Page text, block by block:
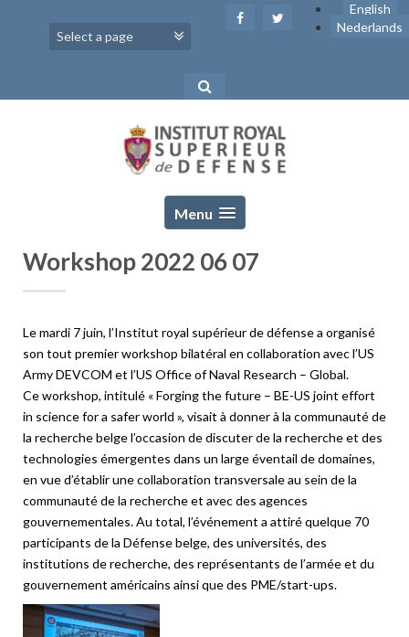
English
Nederlands
Menu
Workshop 2022 06 07
Le mardi 7 juin, l’Institut royal supérieur de défense a organisé
son tout premier workshop bilatéral en collaboration avec l’US
Army DEVCOM et l’US Office of Naval Research – Global.
Ce workshop, intitulé « Forging the future – BE-US joint effort
in science for a safer world », visait à donner à la communauté de
la recherche belge l’occasion de discuter de la recherche et des
technologies émergentes dans un large éventail de domaines,
en vue d’établir une collaboration transversale au sein de la
communauté de la recherche et avec des agences
gouvernementales. Au total, l’événement a attiré quelque 70
participants de la Défense belge, des universités, des
institutions de recherche, des représentants de l’armée et du
gouvernement américains ainsi que des PME/start-ups.